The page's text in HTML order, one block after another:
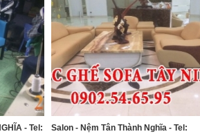
- Tel:
Salon - Nệm Tân Thành Nghĩa - Tel: